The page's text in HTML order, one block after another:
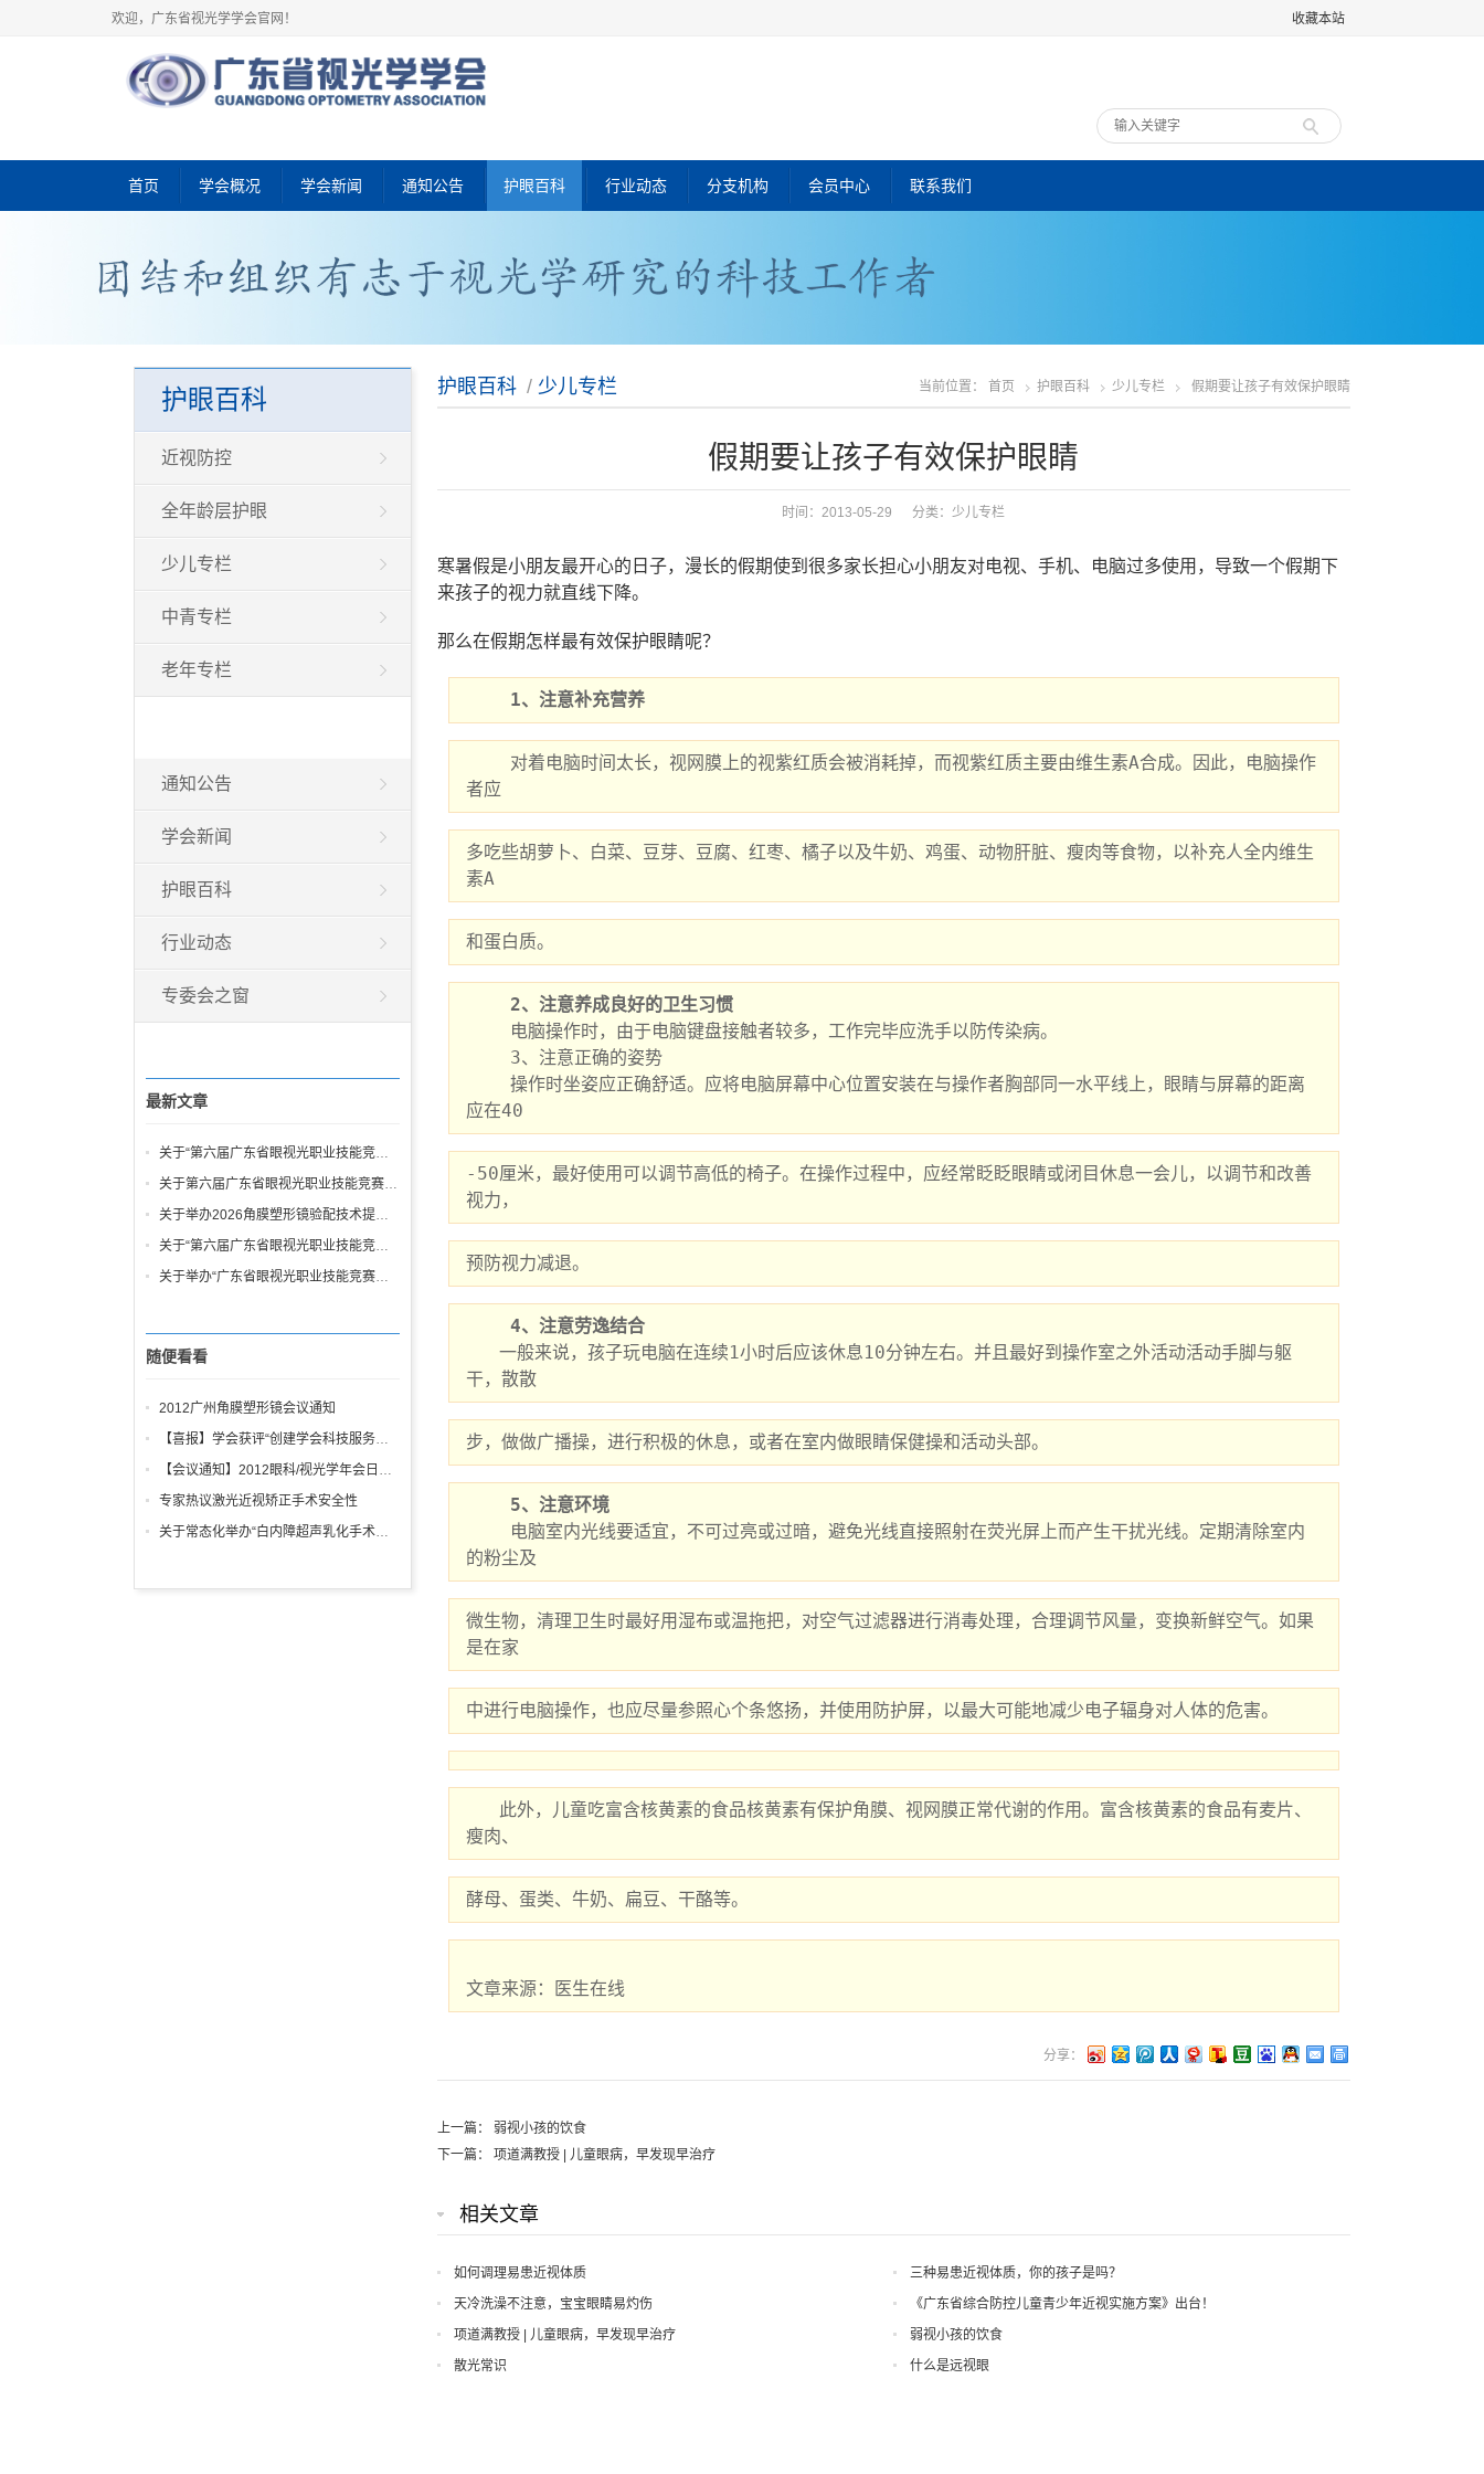
欢迎，广东省视光学学会官网！ 收藏本站
首页 学会概况 学会新闻 通知公告 护眼百科 行业动态 分支机构 会员中心 联系我们
护眼百科 / 少儿专栏 当前位置：首页 护眼百科 少儿专栏 假期要让孩子有效保护眼睛
假期要让孩子有效保护眼睛
时间：2013-05-29 分类：少儿专栏
寒暑假是小朋友最开心的日子，漫长的假期使到很多家长担心小朋友对电视、手机、电脑过多使用，导致一个假期下
来孩子的视力就直线下降。
那么在假期怎样最有效保护眼睛呢？
1、注意补充营养
者应
多吃些胡萝卜、白菜、豆芽、豆腐、红枣、橘子以及牛奶、鸡蛋、动物肝脏、瘦肉等食物，以补充人全内维生
素A
和蛋白质。
2、注意养成良好的卫生习惯
应在40
-50厘米，最好使用可以调节高低的椅子。在操作过程中，应经常眨眨眼睛或闭目休息一会儿，以调节和改善
视力，
预防视力减退。
4、注意劳逸结合
干，散散
步，做做广播操，进行积极的休息，或者在室内做眼睛保健操和活动头部。
5、注意环境
的粉尘及
微生物，清理卫生时最好用湿布或温拖把，对空气过滤器进行消毒处理，合理调节风量，变换新鲜空气。如果
是在家
中进行电脑操作，也应尽量参照心个条悠扬，并使用防护屏，以最大可能地减少电子辐身对人体的危害。
瘦肉、
酵母、蛋类、牛奶、扁豆、干酪等。
文章来源：医生在线
分享：
上一篇： 弱视小孩的饮食
下一篇： 项道满教授 | 儿童眼病，早发现早治疗
相关文章
如何调理易患近视体质
三种易患近视体质，你的孩子是吗？
天冷洗澡不注意，宝宝眼睛易灼伤
《广东省综合防控儿童青少年近视实施方案》出台！
项道满教授 | 儿童眼病，早发现早治疗
弱视小孩的饮食
散光常识
什么是远视眼
护眼百科
近视防控
全年龄层护眼
少儿专栏
中青专栏
老年专栏
通知公告
学会新闻
护眼百科
行业动态
专委会之窗
最新文章
关于“第六届广东省眼视光职业技能竞赛暨第七届全国验光与配镜职业技能竞赛广东省选拔赛”日期更改的通知
关于第六届广东省眼视光职业技能竞赛决赛裁判员征集的通知
关于举办2026角膜塑形镜验配技术提高班通知
关于“第六届广东省眼视光职业技能竞赛暨第七届全国验光与配镜职业技能竞赛广东省选拔赛” 补充通知
关于举办“广东省眼视光职业技能竞赛暨第七届全国验光与配镜职业技能竞赛广东省选拔赛”的通知
随便看看
2012广州角膜塑形镜会议通知
【喜报】学会获评“创建学会科技服务站先进学会”
【会议通知】2012眼科/视光学年会日程安排
专家热议激光近视矫正手术安全性
关于常态化举办“白内障超声乳化手术培训班”的通知